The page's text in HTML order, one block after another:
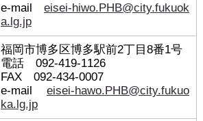
e-mail eisei-hiwo.PHB@city.fukuok
a.lg.jp
福岡市博多区博多駅前2丁目8番1号
電話 092-419-1126
FAX 092-434-0007
e-mail eisei-hawo.PHB@city.fukuo
ka.lg.jp